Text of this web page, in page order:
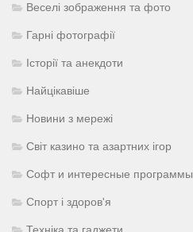
Веселі зображення та фото
Гарні фотографії
Історії та анекдоти
Найцікавіше
Новини з мережі
Світ казино та азартних ігор
Софт и интересные программы
Спорт і здоров'я